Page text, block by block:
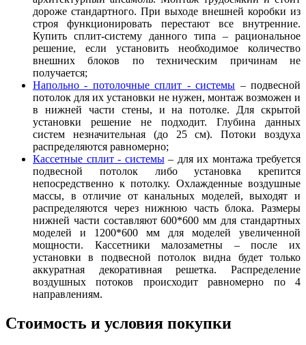
дороже стандартного. При выходе внешней коробки из
строя функционировать перестают все внутренние.
Купить сплит-систему данного типа – рациональное
решение, если установить необходимое количество
внешних блоков по техническим причинам не
получается;
Напольно - потолочные сплит - системы – подвесной
потолок для их установки не нужен, монтаж возможен и
в нижней части стены, и на потолке. Для скрытой
установки решение не подходит. Глубина данных
систем незначительная (до 25 см). Потоки воздуха
распределяются равномерно;
Кассетные сплит - системы– для их монтажа требуется
подвесной потолок либо установка крепится
непосредственно к потолку. Охлажденные воздушные
массы, в отличие от канальных моделей, выходят и
распределяются через нижнюю часть блока. Размеры
нижней части составляют 600*600 мм для стандартных
моделей и 1200*600 мм для моделей увеличенной
мощности. Кассетники малозаметны – после их
установки в подвесной потолок видна будет только
аккуратная декоративная решетка. Распределение
воздушных потоков происходит равномерно по 4
направлениям.
Стоимость и условия покупки